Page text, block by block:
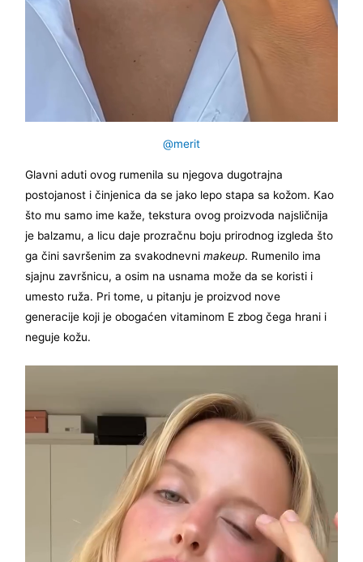
@merit
Glavni aduti ovog rumenila su njegova dugotrajna
postojanost i činjenica da se jako lepo stapa sa kožom. Kao
što mu samo ime kaže, tekstura ovog proizvoda najsličnija
je balzamu, a licu daje prozračnu boju prirodnog izgleda što
ga čini savršenim za svakodnevnimakeup. Rumenilo ima
sjajnu završnicu, a osim na usnama može da se koristi i
umesto ruža. Pri tome, u pitanju je proizvod nove
generacije koji je obogaćen vitaminom E zbog čega hrani i
neguje kožu.